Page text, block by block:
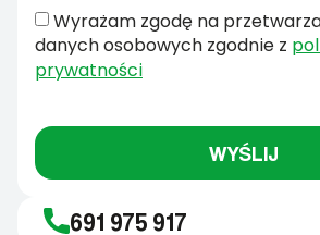
Wyrażam zgodę na
danych osobowych zgodnie z
prywatności
WYŚLIJ
691 975 917